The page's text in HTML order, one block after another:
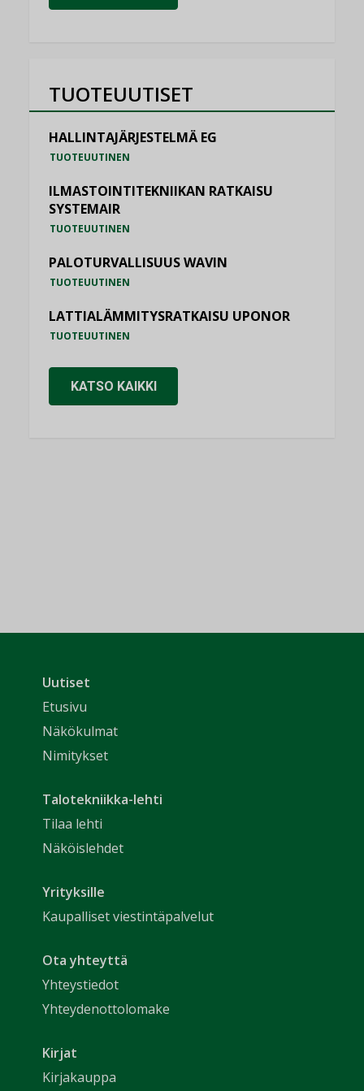
TUOTEUUTISET
HALLINTAJÄRJESTELMÄ EG
TUOTEUUTINEN
ILMASTOINTITEKNIIKAN RATKAISU
SYSTEMAIR
TUOTEUUTINEN
PALOTURVALLISUUS WAVIN
TUOTEUUTINEN
LATTIALÄMMITYSRATKAISU UPONOR
TUOTEUUTINEN
KATSO KAIKKI
Uutiset
Etusivu
Näkökulmat
Nimitykset
Talotekniikka-lehti
Tilaa lehti
Näköislehdet
Yrityksille
Kaupalliset viestintäpalvelut
Ota yhteyttä
Yhteystiedot
Yhteydenottolomake
Kirjat
Kirjakauppa